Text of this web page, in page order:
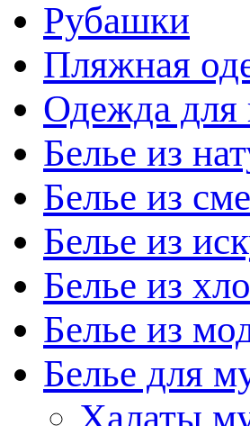
Рубашки
Пляжная
Одежда для
Белье из
Белье из
Белье из
Белье из
Белье из
Белье для
Халаты